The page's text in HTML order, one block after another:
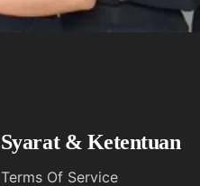
Syarat & Ketentuan
Terms Of Service